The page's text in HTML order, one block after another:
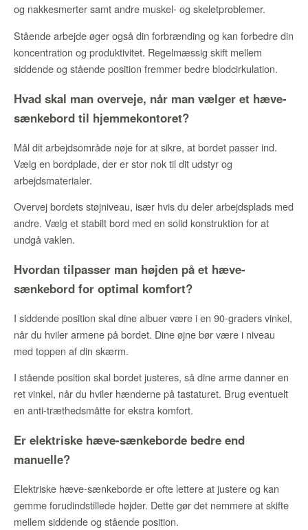
og nakkesmerter samt andre muskel- og skeletproblemer.
Stående arbejde øger også din forbrænding og kan forbedre din
koncentration og produktivitet. Regelmæssig skift mellem
siddende og stående position fremmer bedre blodcirkulation.
Hvad skal man overveje, når man vælger et hæve-
sænkebord til hjemmekontoret?
Mål dit arbejdsområde nøje for at sikre, at bordet passer ind.
Vælg en bordplade, der er stor nok til dit udstyr og
arbejdsmaterialer.
Overvej bordets støjniveau, især hvis du deler arbejdsplads med
andre. Vælg et stabilt bord med en solid konstruktion for at
undgå vaklen.
Hvordan tilpasser man højden på et hæve-
sænkebord for optimal komfort?
I siddende position skal dine albuer være i en 90-graders vinkel,
når du hviler armene på bordet. Dine øjne bør være i niveau
med toppen af din skærm.
I stående position skal bordet justeres, så dine arme danner en
ret vinkel, når du hviler hænderne på tastaturet. Brug eventuelt
en anti-træthedsmåtte for ekstra komfort.
Er elektriske hæve-sænkeborde bedre end
manuelle?
Elektriske hæve-sænkeborde er ofte lettere at justere og kan
gemme forudindstillede højder. Dette gør det nemmere at skifte
mellem siddende og stående position.